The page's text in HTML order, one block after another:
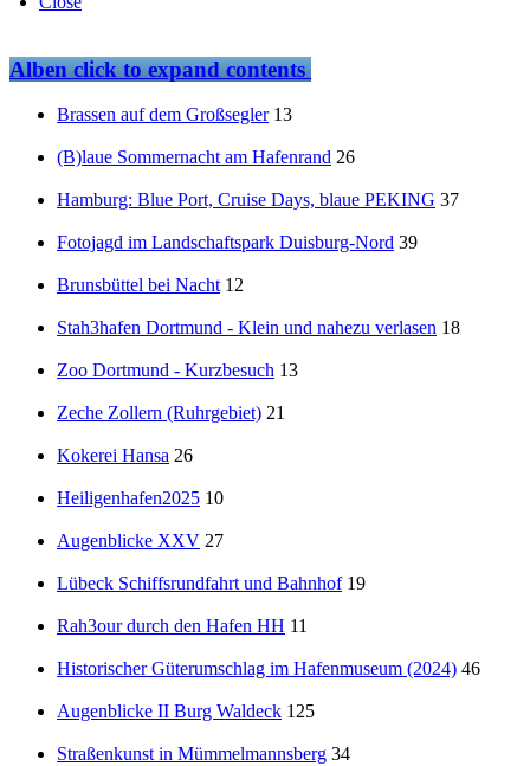
Albenclick to expand contents
Brassen auf dem Großsegler 13
(B)laue Sommernacht am Hafenrand 26
Hamburg: Blue Port, Cruise Days, blaue PEKING 37
Fotojagd im Landschaftspark Duisburg-Nord 39
Brunsbüttel bei Nacht 12
Stah3hafen Dortmund - Klein und nahezu verlasen 18
Zoo Dortmund - Kurzbesuch 13
Zeche Zollern (Ruhrgebiet) 21
Kokerei Hansa 26
Heiligenhafen2025 10
Augenblicke XXV 27
Lübeck Schiffsrundfahrt und Bahnhof 19
Rah3our durch den Hafen HH 11
Historischer Güterumschlag im Hafenmuseum (2024) 46
Augenblicke II Burg Waldeck 125
Straßenkunst in Mümmelmannsberg 34